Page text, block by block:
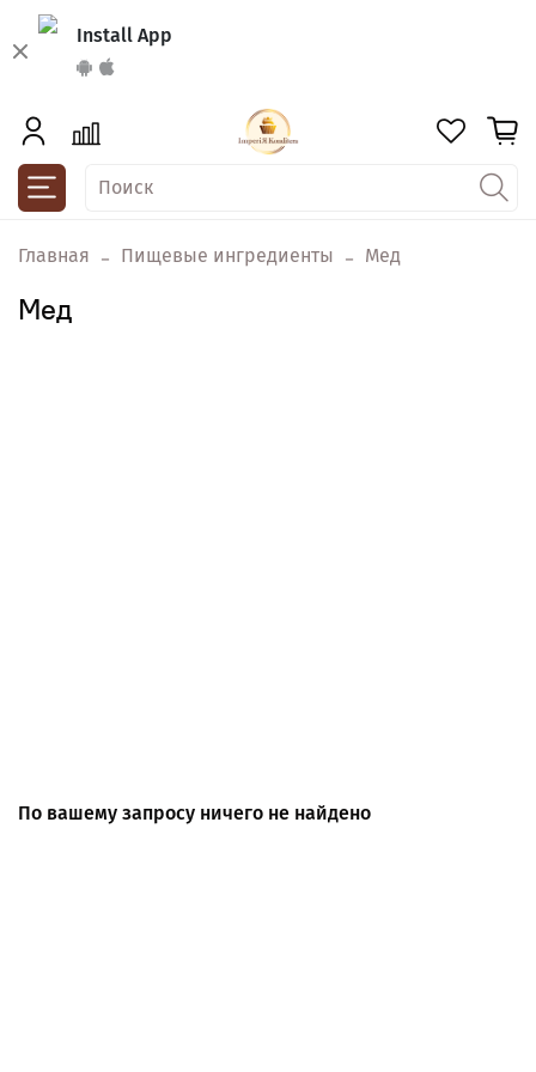
Install App
Главная Пищевые ингредиенты Мед
Мед
По вашему запросу ничего не найдено